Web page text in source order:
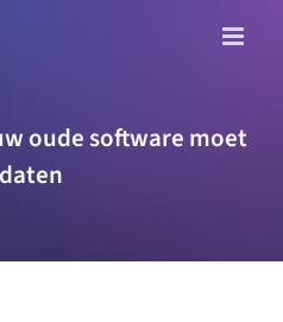
oude software moet